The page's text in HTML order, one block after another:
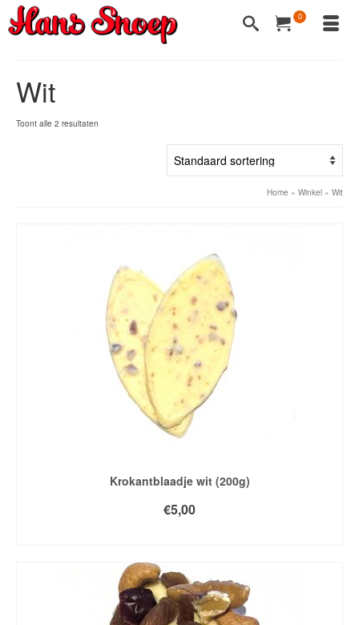
0
Wit
Toont alle 2 resultaten
Home » Winkel » Wit
Krokantblaadje wit (200g)
€5,00